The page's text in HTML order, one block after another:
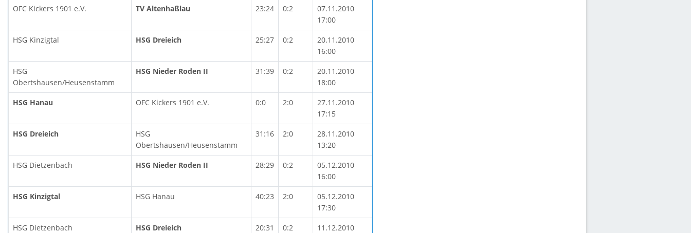
OFC Kickers 1901 e.V. TV Altenhaßlau 23:24 0:2
07.11.2010
17:00
HSG Kinzigtal HSG Dreieich 25:27 0:2
20.11.2010
16:00
HSG
Obertshausen/Heusenstamm
HSG Nieder Roden II 31:39 0:2
20.11.2010
18:00
HSG Hanau OFC Kickers 1901 e.V. 0:0 2:0
27.11.2010
17:15
HSG Dreieich
HSG
Obertshausen/Heusenstamm
31:16 2:0
28.11.2010
13:20
HSG Dietzenbach HSG Nieder Roden II 28:29 0:2
05.12.2010
16:00
HSG Kinzigtal HSG Hanau 40:23 2:0
05.12.2010
17:30
HSG Dietzenbach HSG Dreieich 20:31 0:2
11.12.2010